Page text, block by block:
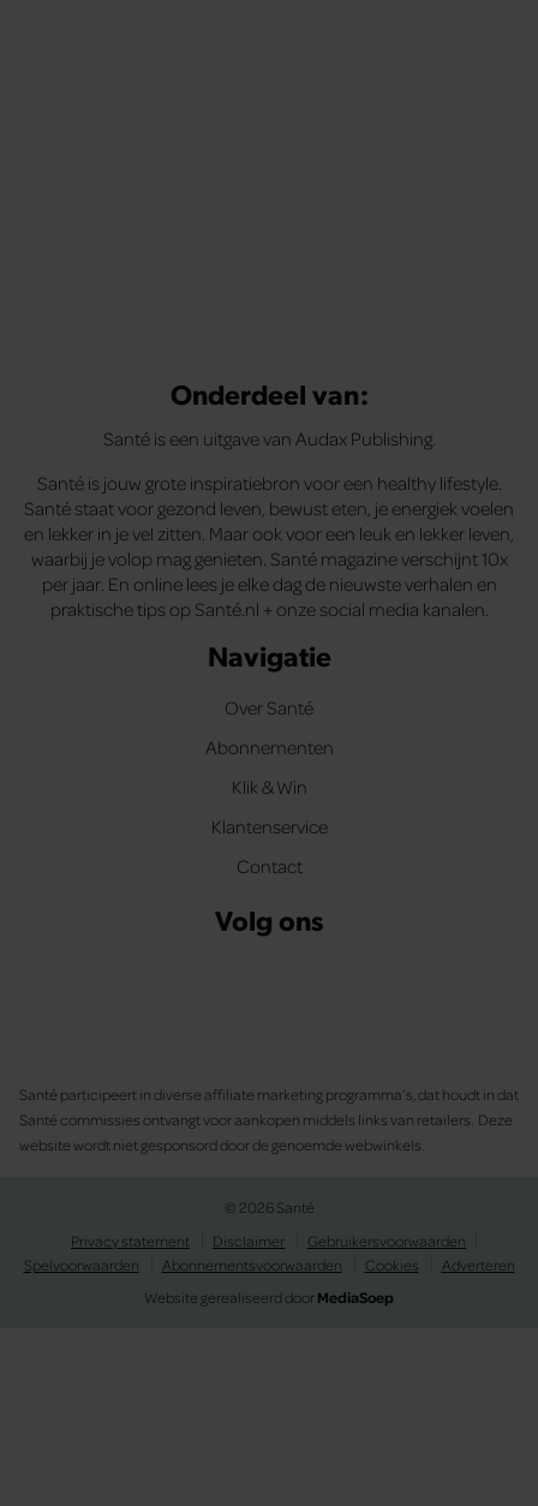
Onderdeel van:
Santé is een uitgave van Audax Publishing.
Santé is jouw grote inspiratiebron voor een healthy lifestyle.
Santé staat voor gezond leven, bewust eten, je energiek voelen
en lekker in je vel zitten. Maar ook voor een leuk en lekker leven,
waarbij je volop mag genieten. Santé magazine verschijnt 10x
per jaar. En online lees je elke dag de nieuwste verhalen en
praktische tips op Santé.nl + onze social media kanalen.
Navigatie
Over Santé
Abonnementen
Klik & Win
Klantenservice
Contact
Volg ons
Santé participeert in diverse affiliate marketing programma’s, dat houdt in dat
Santé commissies ontvangt voor aankopen middels links van retailers. Deze
website wordt niet gesponsord door de genoemde webwinkels.
© 2026 Santé
Privacy statement
Disclaimer
Gebruikersvoorwaarden
Spelvoorwaarden
Abonnementsvoorwaarden Cookies
Adverteren
Website gerealiseerd doorMediaSoep